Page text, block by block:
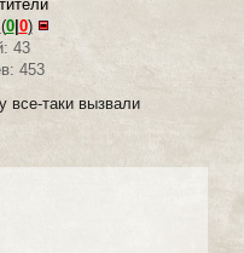
(0|0)
43
453
таки вызвали